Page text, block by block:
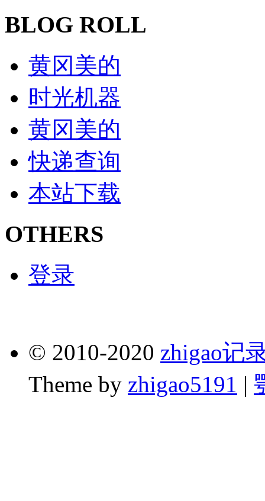
BLOG ROLL
黄冈美的
时光机器
黄冈美的
快递查询
本站下载
OTHERS
登录
© 2010-2020 zhigao记
Theme by zhigao5191 |